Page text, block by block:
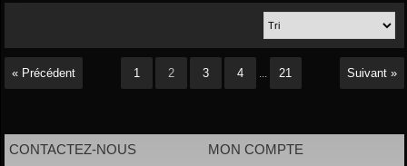
« Précédent 1 2 3 4 ... 21 Suivant »
CONTACTEZ-NOUS MON COMPTE